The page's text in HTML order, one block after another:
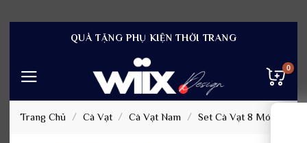
dung
QUÀ TẶNG PHỤ KIỆN THỜI TRANG
Trang Chủ / Cà Vạt / Cà Vạt Nam / Set Cà Vạt 8 Món